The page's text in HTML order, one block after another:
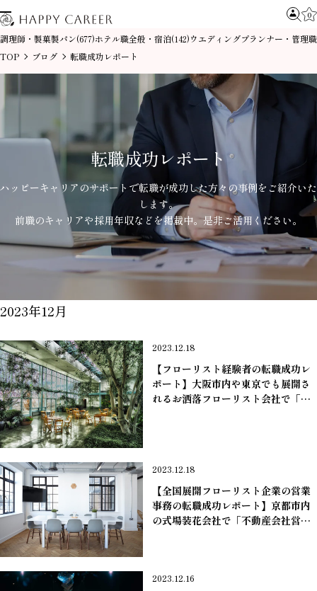
0
調理師・製菓製パン(677)ホテル職全般・宿泊(142)ウエディングプランナー・管理職
TOP
ブログ 転職成功レポート
転職成功レポート
ハッピーキャリアのサポートで転職が成功した方々の事例を ご紹介いた
します。
前職のキャリアや採用年収などを掲載中。是非ご活用ください。
2023年12月
2023.12.18
【フローリスト経験者の転職成功レ
ポート】大阪市内や東京でも展開さ
れるお洒落フローリスト会社で「式
2023.12.18
【全国展開フローリスト企業の営業
事務の転職成功レポート】京都市内
の式場装花会社で「不動産会社営業
2023.12.16